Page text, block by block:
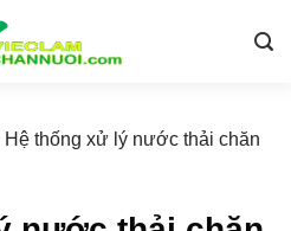
Hệ thống xử lý nước thải chăn